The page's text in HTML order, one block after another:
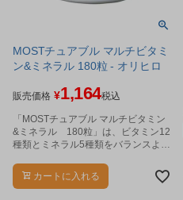
MOSTチュアブル マルチビタミ
ン&ミネラル 180粒 - オリヒロ
販売価格 ¥1,164税込
「MOSTチュアブル マルチビタミン
&ミネラル 180粒」は、ビタミン12
種類とミネラル5種類をバランスよく
メントです。
カートに入れる